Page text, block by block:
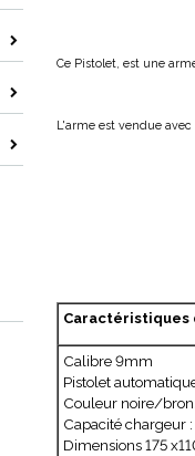
Ce Pistolet, est une
L'arme est vendue
Caractéristiques
Calibre 9mm
Pistolet
Couleur noire/
Capacité chargeur
Dimensions 175